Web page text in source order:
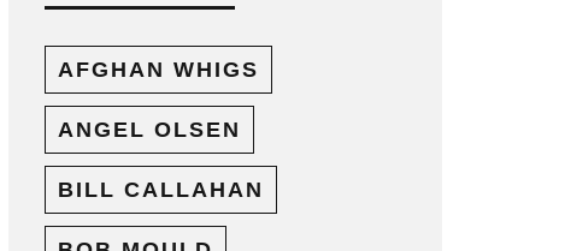
AFGHAN WHIGS
ANGEL OLSEN
BILL CALLAHAN